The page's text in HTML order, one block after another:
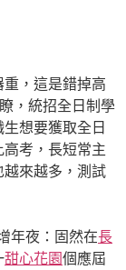
，這是錯掉高
，統招全日制學
想要獲取全日
考，長短常主
來越多，測試
年夜：固然在長
甜心花園個應屆